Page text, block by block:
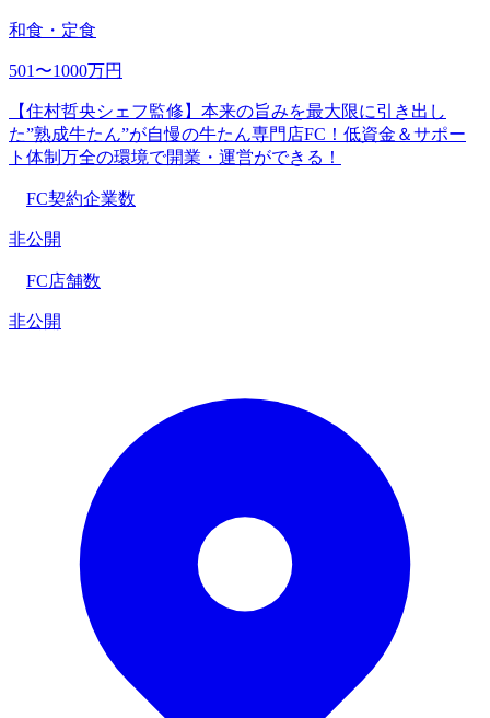
和食・定食
501〜1000万円
【住村哲央シェフ監修】本来の旨みを最大限に引き出し
た”熟成牛たん”が自慢の牛たん専門店FC！低資金＆サポー
ト体制万全の環境で開業・運営ができる！
FC契約企業数
非公開
FC店舗数
非公開